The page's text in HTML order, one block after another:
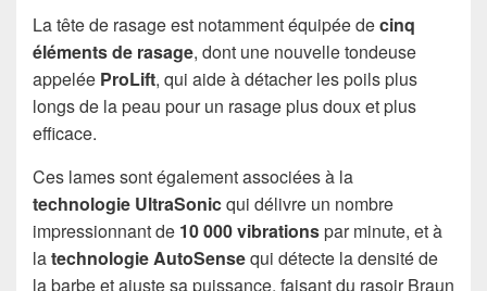
La tête de rasage est notamment équipée decinq
éléments de rasage, dont une nouvelle tondeuse
appelée ProLift, qui aide à détacher les poils plus
longs de la peau pour un rasage plus doux et plus
efficace.
Ces lames sont également associées à la
technologie UltraSonicqui délivre un nombre
impressionnant de 10 000 vibrationspar minute, et à
latechnologie AutoSensequi détecte la densité de
la barbe et ajuste sa puissance, faisant du rasoir Braun